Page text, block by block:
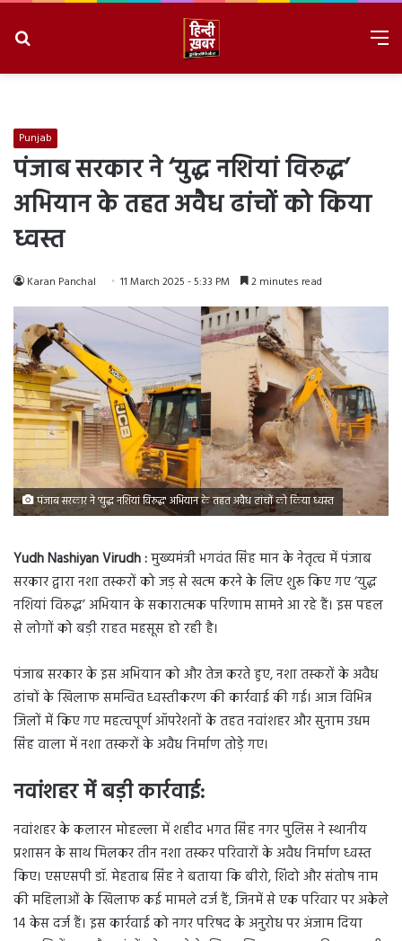
Punjab
पंजाब सरकार ने ‘युद्ध नशियां विरुद्ध’
अभियान के तहत अवैध ढांचों को किया
ध्वस्त
Karan Panchal 11 March 2025 - 5:33 PM 2 minutes read
पंजाब सरकार ने 'युद्ध नशियां विरुद्ध' अभियान के तहत अवैध ढांचों को किया ध्वस्त
Yudh Nashiyan Virudh :मुख्यमंत्री भगवंत सिंह मान के नेतृत्व में पंजाब
सरकार द्वारा नशा तस्करों को जड़ से खत्म करने के लिए शुरू किए गए ‘युद्ध
नशियां विरुद्ध’ अभियान के सकारात्मक परिणाम सामने आ रहे हैं। इस पहल
से लोगों को बड़ी राहत महसूस हो रही है।
पंजाब सरकार के इस अभियान को और तेज करते हुए, नशा तस्करों के अवैध
ढांचों के खिलाफ समन्वित ध्वस्तीकरण की कार्रवाई की गई। आज विभिन्न
जिलों में किए गए महत्वपूर्ण ऑपरेशनों के तहत नवांशहर और सुनाम उधम
सिंह वाला में नशा तस्करों के अवैध निर्माण तोड़े गए।
नवांशहर में बड़ी कार्रवाई:
नवांशहर के कलारन मोहल्ला में शहीद भगत सिंह नगर पुलिस ने स्थानीय
प्रशासन के साथ मिलकर तीन नशा तस्कर परिवारों के अवैध निर्माण ध्वस्त
किए। एसएसपी डॉ. मेहताब सिंह ने बताया कि बीरो, शिंदो और संतोष नाम
की महिलाओं के खिलाफ कई मामले दर्ज हैं, जिनमें से एक परिवार पर अकेले
14 केस दर्ज हैं। इस कार्रवाई को नगर परिषद के अनुरोध पर अंजाम दिया